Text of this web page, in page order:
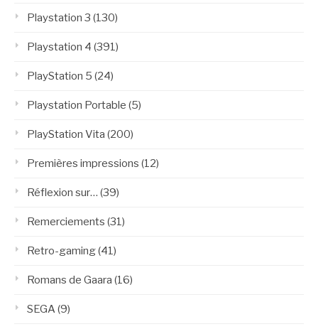
Playstation 3 (130)
Playstation 4 (391)
PlayStation 5 (24)
Playstation Portable (5)
PlayStation Vita (200)
Premières impressions (12)
Réflexion sur… (39)
Remerciements (31)
Retro-gaming(41)
Romans de Gaara (16)
SEGA(9)